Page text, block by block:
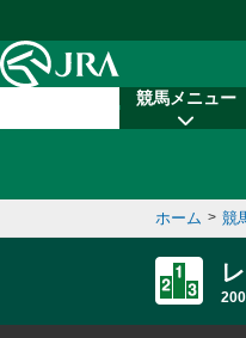
競馬メニュー
ホーム > 競